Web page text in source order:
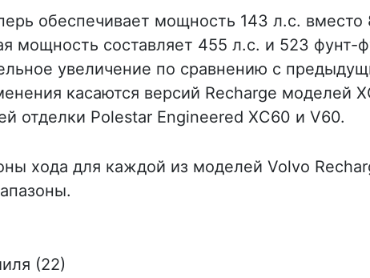
обеспечивает мощность 143 л.с. вместо
мощность составляет 455 л.с. и 523 фунт-
увеличение по сравнению с
касаются версий Recharge моделей
отделки Polestar Engineered XC60 и V60.
хода для каждой из моделей Volvo
(22)